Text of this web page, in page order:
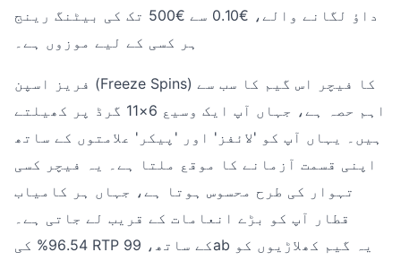
داؤ لگانے والے، €0.10 سے €500 تک کی بیٹنگ رینج
ہر کسی کے لیے موزوں ہے۔
فریز اسپن (Freeze Spins) کا فیچر اس گیم کا سب سے
اہم حصہ ہے، جہاں آپ ایک وسیع 6×11 گرڈ پر کھیلتے
ہیں۔ یہاں آپ کو 'لائفز' اور 'پیکر' علامتوں کے ساتھ
اپنی قسمت آزمانے کا موقع ملتا ہے۔ یہ فیچر کسی
تہوار کی طرح محسوس ہوتا ہے، جہاں ہر کامیاب
قطار آپ کو بڑے انعامات کے قریب لے جاتی ہے۔
96.54% کی RTP کے ساتھ، 99ab یہ گیم کھلاڑیوں کو